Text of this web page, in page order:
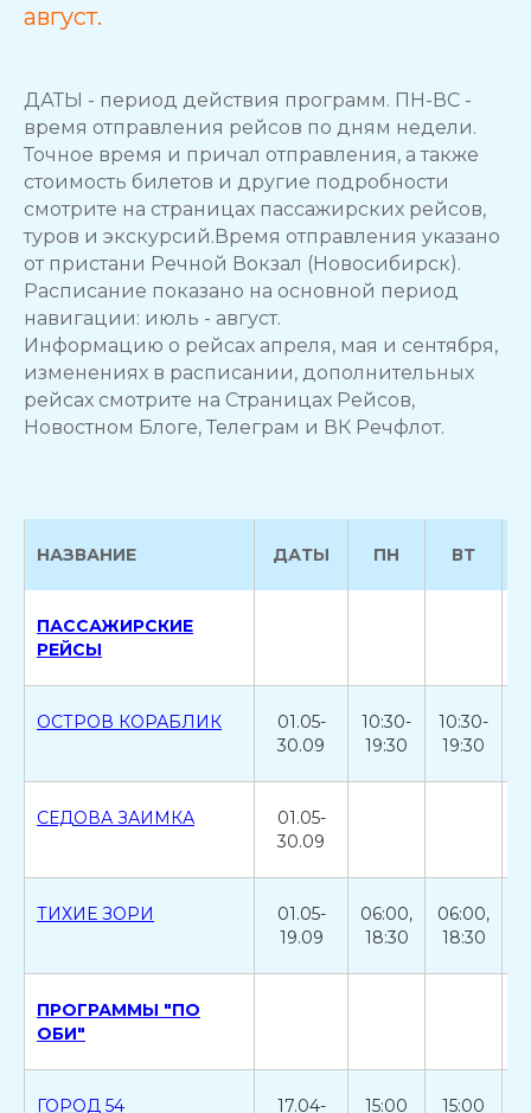
август.
ДАТЫ - период действия программ. ПН-ВС -
время отправления рейсов по дням недели.
Точное время и причал отправления, а также
стоимость билетов и другие подробности
смотрите на страницах пассажирских рейсов,
туров и экскурсий.Время отправления указано
от пристани Речной Вокзал (Новосибирск).
Расписание показано на основной период
навигации: июль - август.
Информацию о рейсах апреля, мая и сентября,
изменениях в расписании, дополнительных
рейсах смотрите на Страницах Рейсов,
Новостном Блоге, Телеграм и ВК Речфлот.
НАЗВАНИЕ ДАТЫ ПН ВТ
ПАССАЖИРСКИЕ
РЕЙСЫ
ОСТРОВ КОРАБЛИК
01.05-
30.09
10:30-
19:30
10:30-
19:30
СЕДОВА ЗАИМКА
01.05-
30.09
ТИХИЕ ЗОРИ
01.05-
19.09
06:00,
18:30
06:00,
18:30
ПРОГРАММЫ "ПО
ОБИ"
ГОРОД 54
17.04-
15:00 15:00